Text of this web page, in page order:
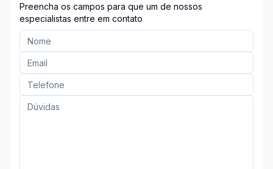
Preencha os campos para que um de nossos
especialistas entre em contato